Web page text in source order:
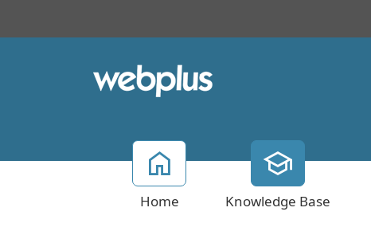
Home Knowledge Base